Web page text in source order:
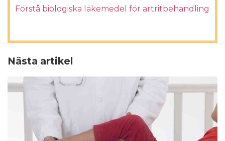
Förstå biologiska läkemedel för artritbehandling
Nästa artikel